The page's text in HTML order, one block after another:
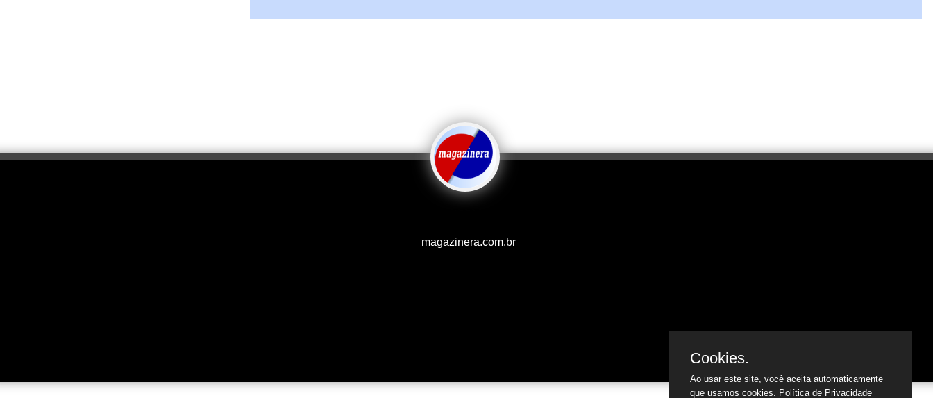
magazinera.com.br
Cookies.
Ao usar este site, você aceita automaticamente
que usamos cookies. Política de Privacidade